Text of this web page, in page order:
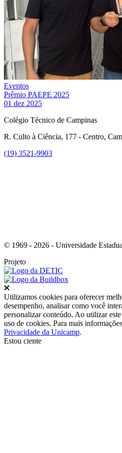
Eventos
Prêmio PAEPE 2025
01 dez 2025
Colégio Técnico de Campinas
R. Culto à Ciência, 177 - Centro,
(19) 3521-9903
© 1969 - 2026 - Universidade
Projeto
Utilizamos cookies para oferecer
desempenho, analisar como você
personalizar conteúdo. Ao utilizar
uso de cookies. Para mais
Privacidade da Unicamp.
Estou ciente